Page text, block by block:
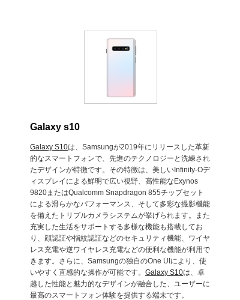
Galaxy s10
Galaxy S10は、Samsungが2019年にリリースした革新
的なスマートフォンで、先進のテクノロジーと洗練され
たデザインが特徴です。その特徴は、美しいInfinity-Oデ
ィスプレイによる鮮明で広い視野、高性能なExynos
9820またはQualcomm Snapdragon 855チップセット
による滑らかなパフォーマンス、そして多彩な撮影機能
を備えたトリプルカメラシステムが挙げられます。また
充実した生活をサポートする多様な機能も搭載してお
り、顔認証や指紋認証などのセキュリティ機能、ワイヤ
レス充電や逆ワイヤレス充電などの便利な機能が利用で
きます。さらに、Samsungの独自のOne UIにより、使
いやすく直感的な操作が可能です。 Galaxy S10は、卓
越した性能と魅力的なデザインが融合した、ユーザーに
最高のスマートフォン体験を提供する端末です。